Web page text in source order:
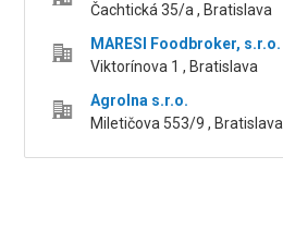
Čachtická 35/a , Bratislava
MARESI Foodbroker, s.r.o.
Viktorínova 1 , Bratislava
AgroIna s.r.o.
Miletičova 553/9 , Bratislava